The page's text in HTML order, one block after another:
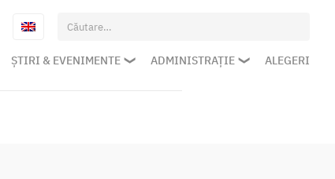
Caută
după:
ȘTIRI & EVENIMENTE ADMINISTRAȚIE ALEGERI